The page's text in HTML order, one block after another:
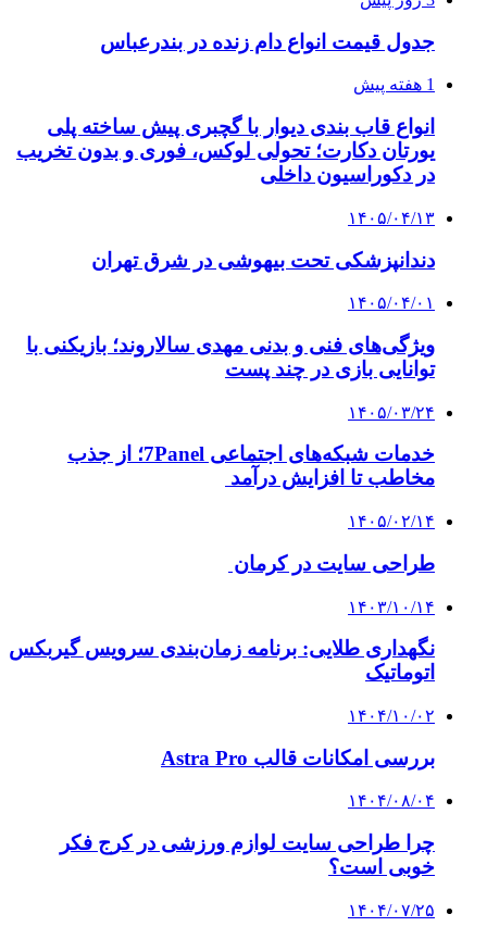
جدول قیمت انواع دام زنده در بندرعباس
1 هفته پیش
انواع قاب بندی دیوار با گچبری پیش ساخته پلی
یورتان دکارت؛ تحولی لوکس، فوری و بدون تخریب
در دکوراسیون داخلی
۱۴۰۵/۰۴/۱۳
دندانپزشکی تحت بیهوشی در شرق تهران
۱۴۰۵/۰۴/۰۱
ویژگی‌های فنی و بدنی مهدی سالاروند؛ بازیکنی با
توانایی بازی در چند پست
۱۴۰۵/۰۳/۲۴
خدمات شبکه‌های اجتماعی 7Panel؛ از جذب
مخاطب تا افزایش درآمد
۱۴۰۵/۰۲/۱۴
طراحی سایت در کرمان
۱۴۰۳/۱۰/۱۴
نگهداری طلایی: برنامه زمان‌بندی سرویس گیربکس
اتوماتیک
۱۴۰۴/۱۰/۰۲
بررسی امکانات قالب Astra Pro
۱۴۰۴/۰۸/۰۴
چرا طراحی سایت لوازم ورزشی در کرج فکر
خوبی است؟
۱۴۰۴/۰۷/۲۵